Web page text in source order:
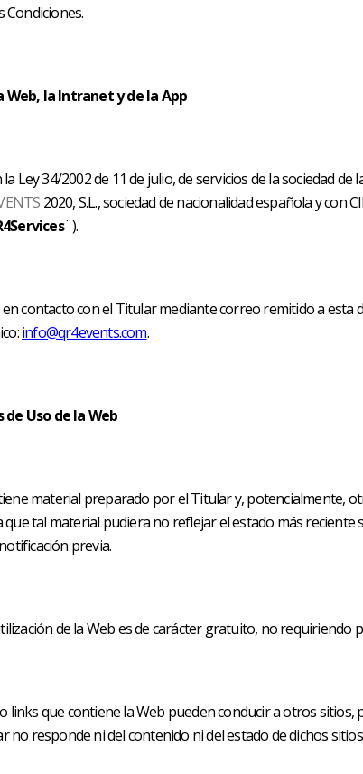
Condiciones.
Web, la Intranet y de la App
Ley 34/2002 de 11 de julio, de servicios de la sociedad
2020, S.L., sociedad de nacionalidad española y
¨).
contacto con el Titular mediante correo remitido a
info@qr4events.com.
de Uso de la Web
material preparado por el Titular y, potencialmente,
tal material pudiera no reflejar el estado más
previa.
de la Web es de carácter gratuito, no requiriendo
links que contiene la Web pueden conducir a otros
no responde ni del contenido ni del estado de dichos